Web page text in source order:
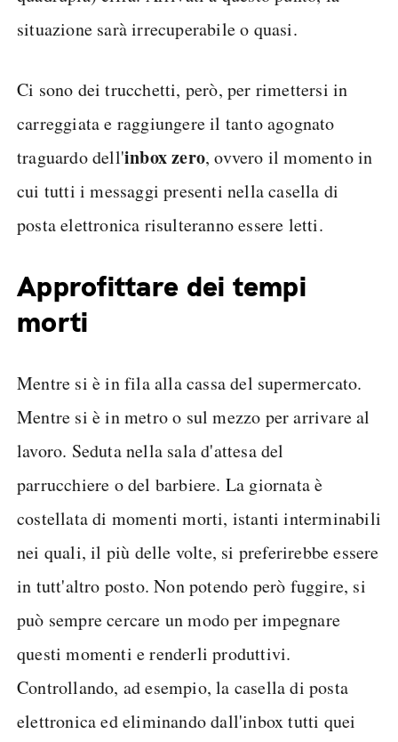
situazione sarà irrecuperabile o quasi.
Ci sono dei trucchetti, però, per rimettersi in
carreggiata e raggiungere il tanto agognato
traguardo dell'inbox zero, ovvero il momento in
cui tutti i messaggi presenti nella casella di
posta elettronica risulteranno essere letti.
Approfittare dei tempi
morti
Mentre si è in fila alla cassa del supermercato.
Mentre si è in metro o sul mezzo per arrivare al
lavoro. Seduta nella sala d'attesa del
parrucchiere o del barbiere. La giornata è
costellata di momenti morti, istanti interminabili
nei quali, il più delle volte, si preferirebbe essere
in tutt'altro posto. Non potendo però fuggire, si
può sempre cercare un modo per impegnare
questi momenti e renderli produttivi.
Controllando, ad esempio, la casella di posta
elettronica ed eliminando dall'inbox tutti quei